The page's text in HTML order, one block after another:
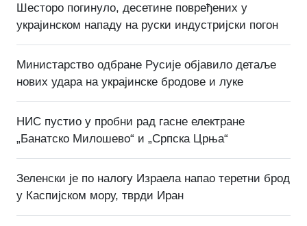
Шесторо погинуло, десетине повређених у
украјинском нападу на руски индустријски погон
Министарство одбране Русије објавило детаље
нових удара на украјинске бродове и луке
НИС пустио у пробни рад гасне електране
„Банатско Милошево“ и „Српска Црња“
Зеленски је по налогу Израела напао теретни брод
у Каспијском мору, тврди Иран